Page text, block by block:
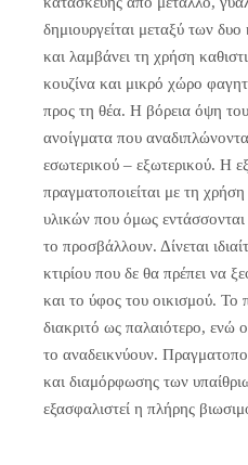
δημιουργείται μεταξύ των
και λαμβάνει τη χρήση
κουζίνα και μικρό χώρο
προς τη θέα. Η βόρεια όψη
ανοίγματα που
εσωτερικού – εξωτερικού. Η
πραγματοποιείται με τη
υλικών που όμως
το προσβάλλουν. Δίνεται
κτιρίου που δε θα πρέπει να
και το ύφος του οικισμού. Το
διακριτό ως παλαιότερο, ενώ
το αναδεικνύουν.
και διαμόρφωσης των
εξασφαλιστεί η πλήρης